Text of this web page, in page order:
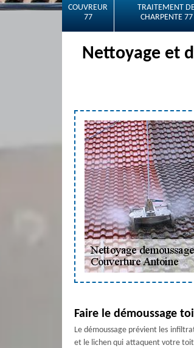
COUVREUR
77
TRAITEMENT
CHARPENTE 77
Nettoyage et
Faire le démoussage
Le démoussage prévient les
et le lichen qui attaquent votre